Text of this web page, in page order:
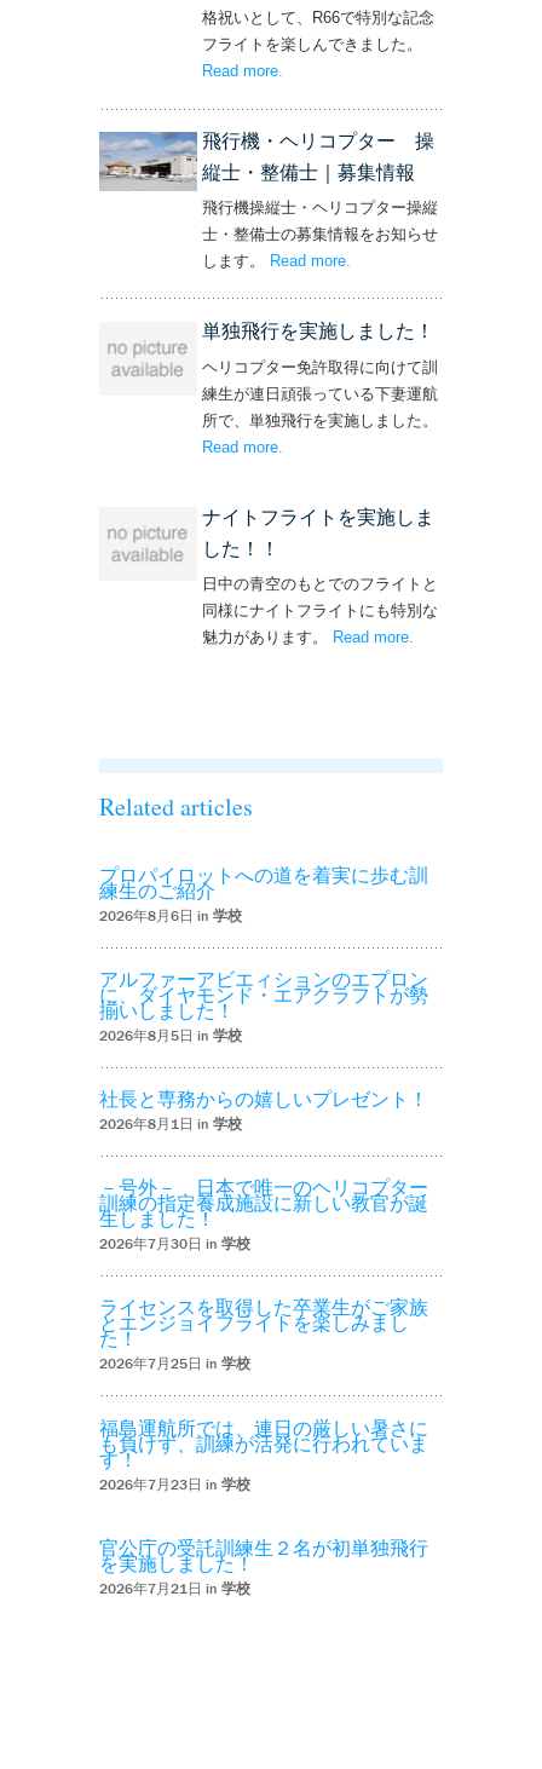
格祝いとして、R66で特別な記念
フライトを楽しんできました。
Read more
飛行機・ヘリコプター 操
縦士・整備士｜募集情報
飛行機操縦士・ヘリコプター操縦
士・整備士の募集情報をお知らせ
します。
Read more– ‘飛行機・ヘリコプター
.
単独飛行を実施しました！
ヘリコプター免許取得に向けて訓
練生が連日頑張っている下妻運航
所で、単独飛行を実施しました。
Read more
ナイトフライトを実施しま
した！！
日中の青空のもとでのフライトと
同様にナイトフライトにも特別な
魅力があります。
Read more– ‘ナイトフライト
.
Related articles
プロパイロットへの道を着実に歩む訓
練生のご紹介
2026年8月6日 in 学校
アルファーアビエィションのエプロン
に、ダイヤモンド・エアクラフトが勢
揃いしました！
2026年8月5日 in 学校
社長と専務からの嬉しいプレゼント！
2026年8月1日 in 学校
－号外－ 日本で唯一のヘリコプター
訓練の指定養成施設に新しい教官が誕
生しました！
2026年7月30日 in 学校
ライセンスを取得した卒業生がご家族
とエンジョイフライトを楽しみまし
た！
2026年7月25日 in 学校
福島運航所では、連日の厳しい暑さに
も負けず、訓練が活発に行われていま
す！
2026年7月23日 in 学校
官公庁の受託訓練生２名が初単独飛行
を実施しました！
2026年7月21日 in 学校